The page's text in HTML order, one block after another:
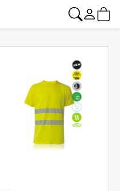
Produkt anzeigen